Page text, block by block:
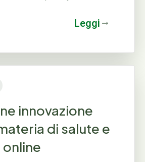
Leggi
innovazione
di salute e
online